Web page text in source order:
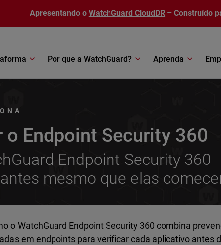
Apresentando o WatchGuard CloudDR – Construído
Por que a WatchGuard? Aprenda
o Endpoint Security 360
Endpoint Security 360
mesmo que elas
o WatchGuard Endpoint Security 360 combina
em endpoints para verificar cada aplicativo antes